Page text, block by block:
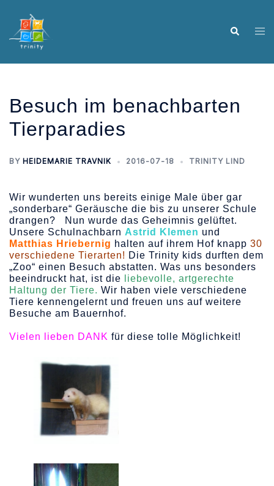
content
Search
Besuch im benachbarten
Tierparadies
BY HEIDEMARIE TRAVNIK 2016-07-18 TRINITY LIND
Wir wunderten uns bereits einige Male über gar
„sonderbare“ Geräusche die bis zu unserer Schule
drangen? Nun wurde das Geheimnis gelüftet.
Unsere Schulnachbarn Astrid Klemen und
Matthias Hriebernig halten auf ihrem Hof knapp 30
verschiedene Tierarten! Die Trinity kids durften dem
„Zoo“ einen Besuch abstatten. Was uns besonders
beeindruckt hat, ist die
liebevolle, artgerechte
Haltung der Tiere. Wir haben viele verschiedene
Tiere kennengelernt und freuen uns auf weitere
Besuche am Bauernhof.
Vielen lieben DANK für diese tolle Möglichkeit!